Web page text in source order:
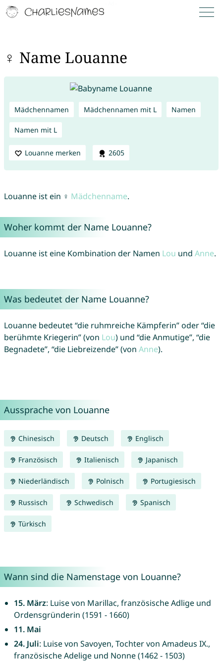
♀ Name Louanne
Mädchennamen Mädchennamen mit L Namen
Namen mit L
Louanne merken 2605
Louanne ist ein ♀ Mädchenname.
Woher kommt der Name Louanne?
Louanne ist eine Kombination der Namen Lou und Anne.
Was bedeutet der Name Louanne?
Louanne bedeutet “die ruhmreiche Kämpferin” oder “die
berühmte Kriegerin” (von Lou) und “die Anmutige”, “die
Begnadete”, “die Liebreizende” (von Anne).
Aussprache von Louanne
Chinesisch Deutsch Englisch
Französisch Italienisch Japanisch
Niederländisch Polnisch Portugiesisch
Russisch Schwedisch Spanisch
Türkisch
Wann sind die Namenstage von Louanne?
15. März: Luise von Marillac, französische Adlige und
Ordensgründerin (1591 - 1660)
11. Mai
24. Juli: Luise von Savoyen, Tochter von Amadeus IX.,
französische Adelige und Nonne (1462 - 1503)